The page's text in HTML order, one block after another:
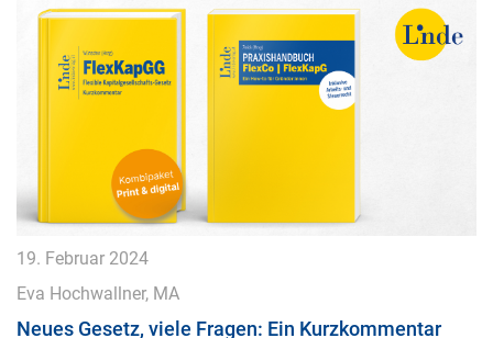
19. Februar 2024
Eva Hochwallner, MA
Neues Gesetz, viele Fragen: Ein Kurzkommentar